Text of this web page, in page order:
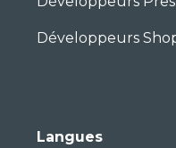
Développeurs
Langues